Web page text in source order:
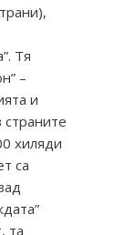
Тя
–
и
хиляди
са
та